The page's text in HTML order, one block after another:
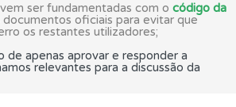
ser fundamentadas com o código da
oficiais para evitar que
os restantes utilizadores;
de apenas aprovar e responder a
relevantes para a discussão da